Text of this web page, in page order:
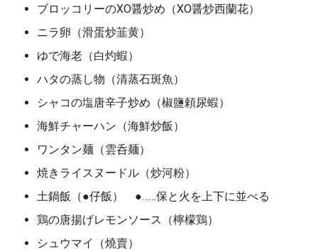
ブロッコリーのXO醤炒め（XO醤炒西蘭花）
ニラ卵（滑蛋炒韮黄）
ゆで海老（白灼蝦）
ハタの蒸し物（清蒸石斑魚）
シャコの塩唐辛子炒め（椒鹽頼尿蝦）
海鮮チャーハン（海鮮炒飯）
ワンタン麺（雲呑麺）
焼きライスヌードル（炒河粉）
土鍋飯（●仔飯） ●……保と火を上下に並べる
鶏の唐揚げレモンソース（檸檬鶏）
シュウマイ（燒賣）